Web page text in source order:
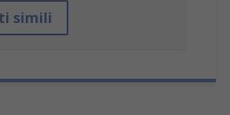
simili